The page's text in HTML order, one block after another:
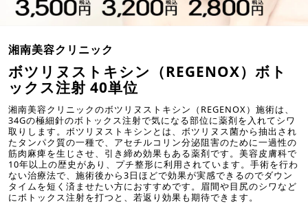
湘南美容クリニック
ボツリヌストキシン（REGENOX）ボト
ックス注射 40単位
湘南美容クリニックのボツリヌストキシン（REGENOX）施術は、
34Gの極細針のボトックス注射で気になる部位に薬剤を入れてシワ
取りします。ボツリヌストキシンとは、ボツリヌス菌から抽出され
たタンパク質の一種で、アセチルコリン分泌阻害のために一過性の
筋肉麻痺を生じさせ、引き締め効果もある薬剤です。美容皮膚科で
10年以上の歴史があり、プチ整形に利用されています。手術を行わ
ない治療法で、施術後から3日ほどで効果が実感できるのでダウン
タイムを短く済ませたい方におすすめです。眉間や目尻のシワなど
にボトックス注射を打つと、若返り効果も期待できます。